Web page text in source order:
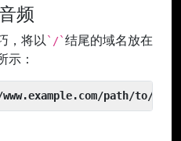
频
，将以 `/`结尾的域名放在
示：
path/to/